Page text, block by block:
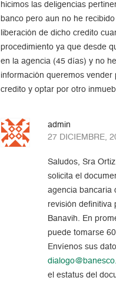
hicimos las deligencias
banco pero aun no he
liberación de dicho credito
procedimiento ya que desde
en la agencia (45 días) y no
información queremos vender
credito y optar por otro
admin
27 DICIEMBRE,
Saludos, Sra
solicita el
agencia bancaria
revisión definitiva
Banavih. En
puede tomarse
Envíenos sus
el estatus del